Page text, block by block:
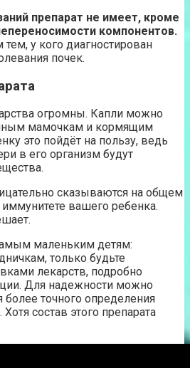
препарат не имеет, кроме
компонентов.
тем, у кого диагностирован
почек.
огромны. Капли можно
мамочкам и кормящим
это пойдёт на пользу, ведь
в его организм будут
сказываются на общем
вашего ребенка.
маленьким детям:
только будьте
лекарств, подробно
Для надежности можно
более точного определения
состав этого препарата